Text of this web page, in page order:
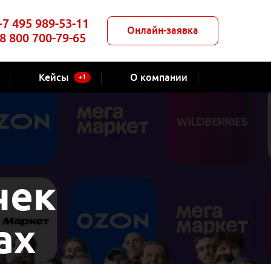
495 989-53-11
800 700-79-65
Онлайн-заявка
Кейсы +1 О компании